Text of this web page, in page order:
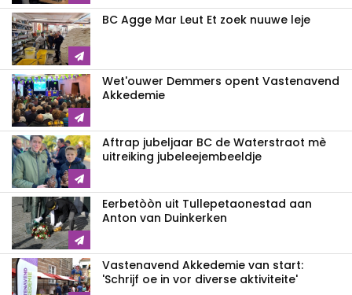
BC Agge Mar Leut Et zoek nuuwe leje
Wet'ouwer Demmers opent Vastenavend
Akkedemie
Aftrap jubeljaar BC de Waterstraot mè
uitreiking jubeleejembeeldje
Eerbetòòn uit Tullepetaonestad aan
Anton van Duinkerken
Vastenavend Akkedemie van start:
'Schrijf oe in vor diverse aktiviteite'